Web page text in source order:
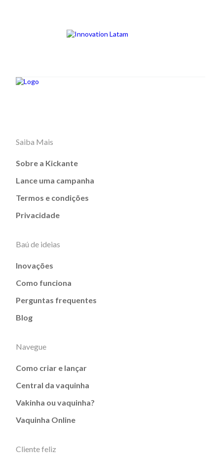
Saiba Mais
Sobre a Kickante
Lance uma campanha
Termos e condições
Privacidade
Baú de ideias
Inovações
Como funciona
Perguntas frequentes
Blog
Navegue
Como criar e lançar
Central da vaquinha
Vakinha ou vaquinha?
Vaquinha Online
Cliente feliz